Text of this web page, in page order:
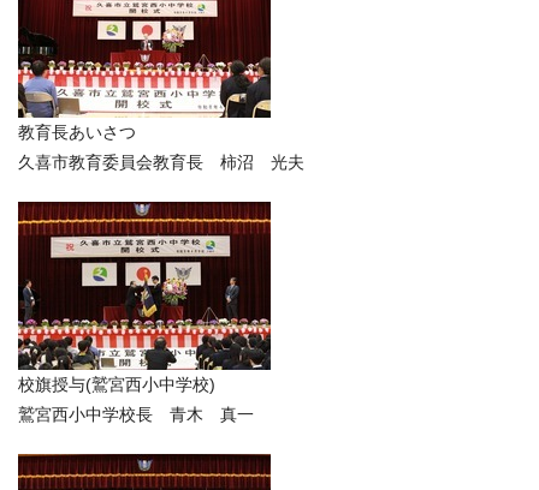
教育長あいさつ
久喜市教育委員会教育長 柿沼 光夫
校旗授与(鷲宮西小中学校)
鷲宮西小中学校長 青木 真一